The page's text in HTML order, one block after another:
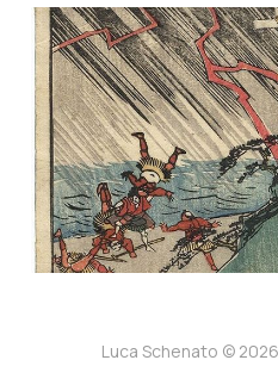
Come
divinità
3 giu 20242 min read
Luca Schenato ©